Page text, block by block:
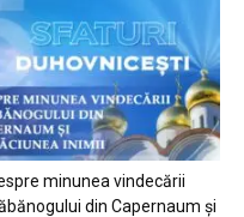
minunea vindecării
din Capernaum și